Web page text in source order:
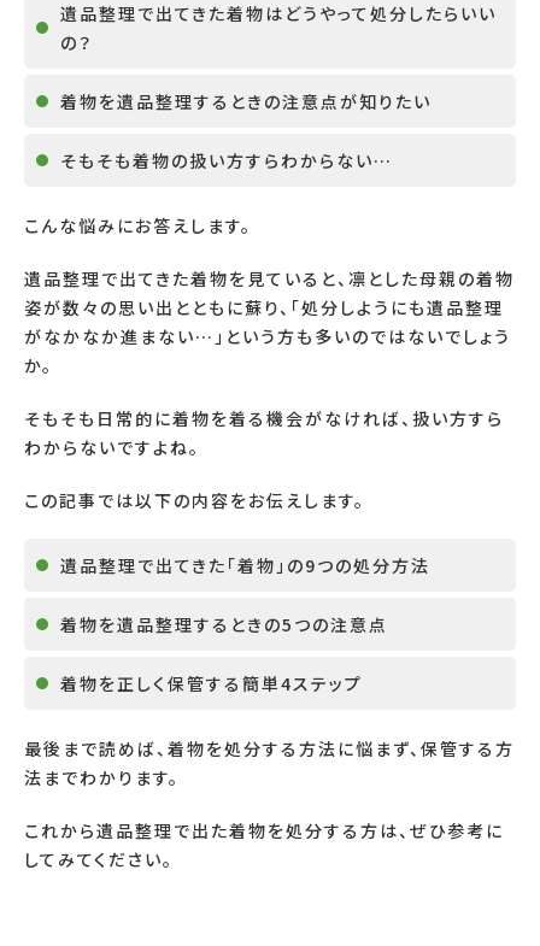
遺品整理で出てきた着物はどうやって処分したらいい
の？
着物を遺品整理するときの注意点が知りたい
そもそも着物の扱い方すらわからない…
こんな悩みにお答えします。
遺品整理で出てきた着物を見ていると、凛とした母親の着物
姿が数々の思い出とともに蘇り、「処分しようにも遺品整理
がなかなか進まない… 」という方も多いのではないでしょう
か。
そもそも日常的に着物を着る機会がなければ、扱い方すら
わからないですよね。
この記事では以下の内容をお伝えします。
遺品整理で出てきた「着物」の9つの処分方法
着物を遺品整理するときの5 つの注意点
着物を正しく保管する簡単4ステップ
最後まで読めば、着物を処分する方法に悩まず、保管する方
法までわかります。
これから遺品整理で出た着物を処分する方は、ぜひ参考に
してみてください。